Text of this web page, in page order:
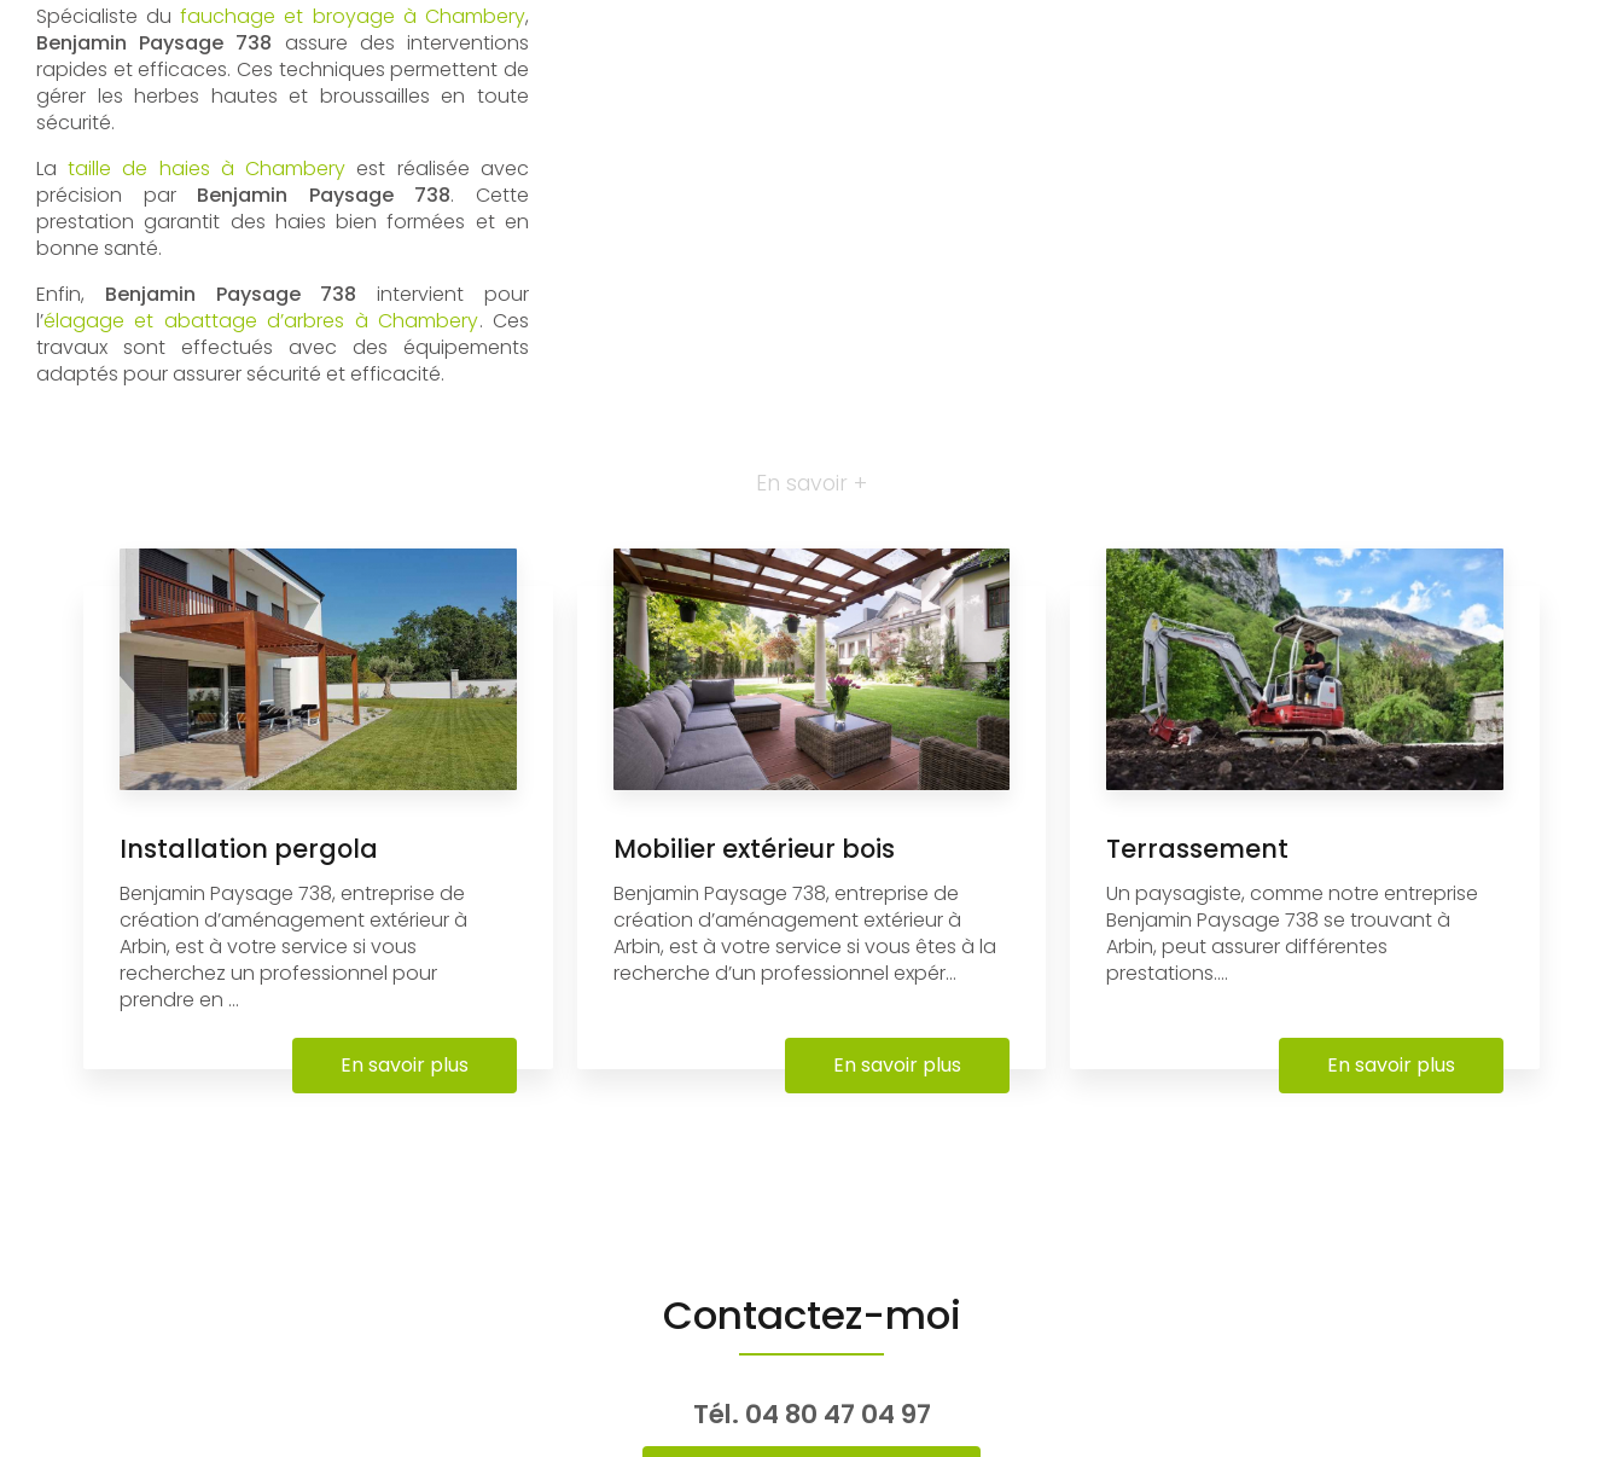
Spécialiste dufauchage et broyage à Chambery,
Benjamin Paysage 738 assure des interventions
rapides et efficaces. Ces techniques permettent de
gérer les herbes hautes et broussailles en toute
sécurité.
Lataille de haies à Chambery est réalisée avec
précision par Benjamin Paysage 738. Cette
prestation garantit des haies bien formées et en
bonne santé.
Enfin, Benjamin Paysage 738 intervient pour
l’élagage et abattage d’arbres à Chambery. Ces
travaux sont effectués avec des équipements
adaptés pour assurer sécurité et efficacité.
En savoir +
Installation pergola
Benjamin Paysage 738, entreprise de
création d’aménagement extérieur à
Arbin, est à votre service si vous
recherchez un professionnel pour
prendre en ...
En savoir plus
Mobilier extérieur bois
Benjamin Paysage 738, entreprise de
création d’aménagement extérieur à
Arbin, est à votre service si vous êtes à la
recherche d’un professionnel expér...
En savoir plus
Terrassement
Un paysagiste, comme notre entreprise
Benjamin Paysage 738 se trouvant à
Arbin, peut assurer différentes
prestations....
En savoir plus
Contactez-moi
Tél. 04 80 47 04 97